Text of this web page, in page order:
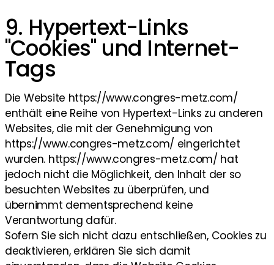
9. Hypertext-Links
"Cookies" und Internet-
Tags
Die Website https://www.congres-metz.com/
enthält eine Reihe von Hypertext-Links zu anderen
Websites, die mit der Genehmigung von
https://www.congres-metz.com/ eingerichtet
wurden. https://www.congres-metz.com/ hat
jedoch nicht die Möglichkeit, den Inhalt der so
besuchten Websites zu überprüfen, und
übernimmt dementsprechend keine
Verantwortung dafür.
Sofern Sie sich nicht dazu entschließen, Cookies zu
deaktivieren, erklären Sie sich damit